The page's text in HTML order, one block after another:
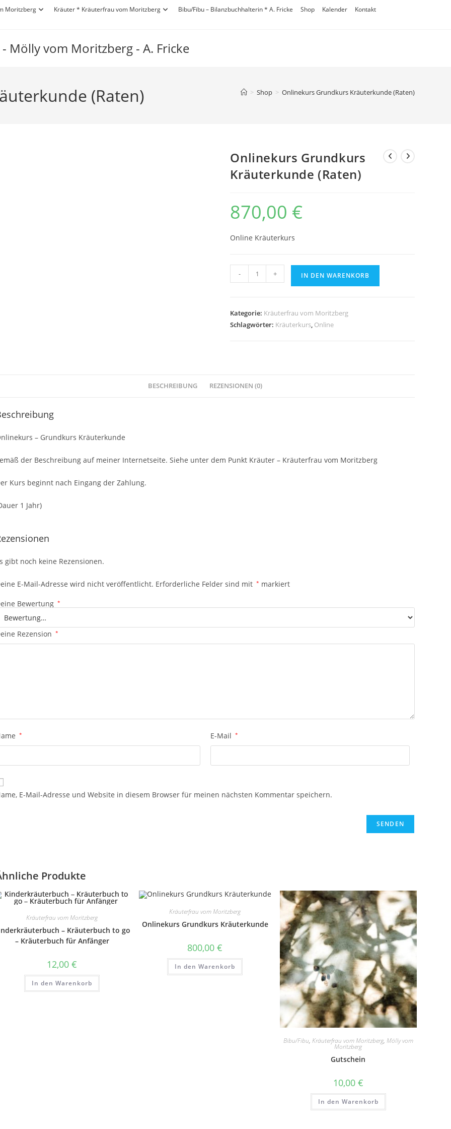
Moritzberg Kräuter * Kräuterfrau vom Moritzberg Bibu/Fibu – Bilanzbuchhalterin * A. Fricke Shop Kalender Kontakt
Mölly vom Moritzberg - A. Fricke
(Raten) > Shop > Onlinekurs Grundkurs Kräuterkunde (Raten)
Onlinekurs Grundkurs
Kräuterkunde (Raten)
870,00 €
Online Kräuterkurs
Onlinekurs
Grundkurs
Menge
- + IN DEN WARENKORB
Kategorie: Kräuterfrau vom Moritzberg
Schlagwörter: Kräuterkurs, Online
BESCHREIBUNG REZENSIONEN (0)
– Grundkurs Kräuterkunde
der Beschreibung auf meiner Internetseite. Siehe unter dem Punkt Kräuter – Kräuterfrau vom Moritzberg
Kurs beginnt nach Eingang der Zahlung.
1 Jahr)
gibt noch keine Rezensionen.
E-Mail-Adresse wird nicht veröffentlicht. Erforderliche Felder sind mit * markiert
Bewertung *
Rezension *
* E-Mail *
E-Mail-Adresse und Website in diesem Browser für meinen nächsten Kommentar speichern.
Produkte
Kräuterfrau vom Moritzberg
– Kräuterbuch to go
– Kräuterbuch für Anfänger
12,00€
In den Warenkorb
Kräuterfrau vom Moritzberg
Onlinekurs Grundkurs Kräuterkunde
800,00€
In den Warenkorb
Bibu/Fibu, Kräuterfrau vom Moritzberg, Mölly vom
Moritzberg
Gutschein
10,00 €
In den Warenkorb